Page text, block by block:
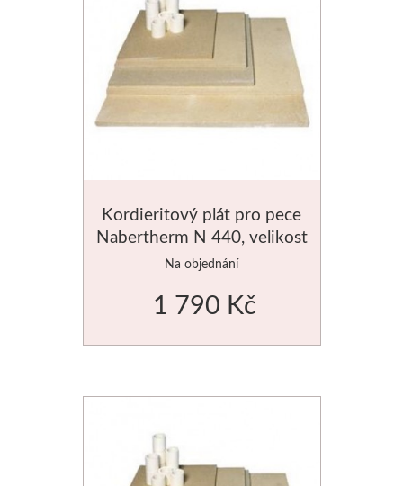
Kordieritový plát pro pece
Nabertherm N 440, velikost
550x360mm
Na objednání
1 790 Kč